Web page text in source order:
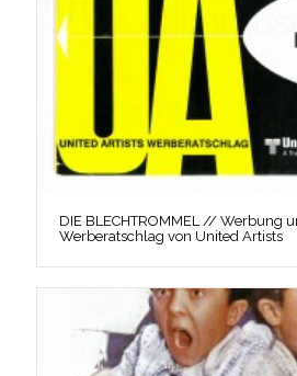
DIE BLECHTROMMEL // Werbung
Werberatschlag von United Artists